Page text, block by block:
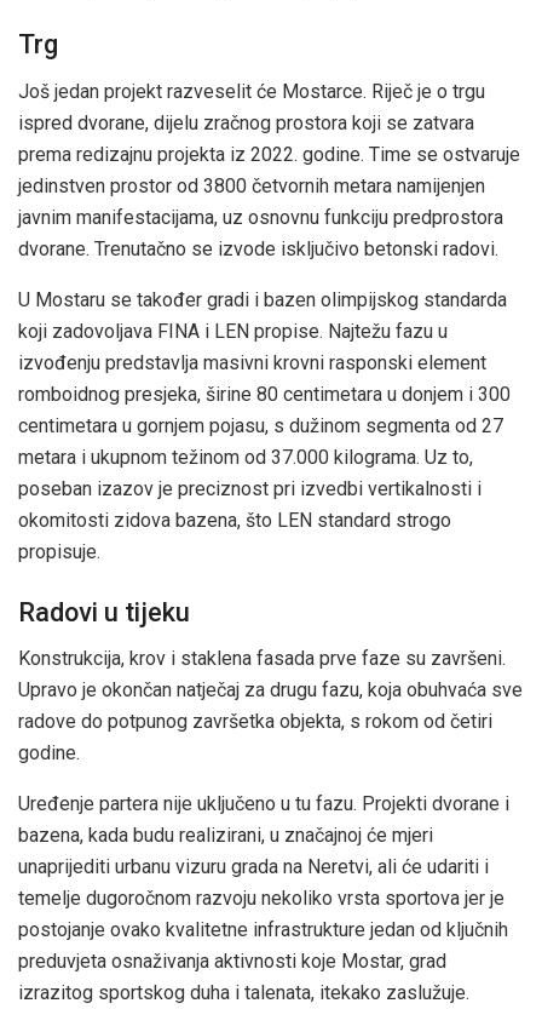
Trg
Još jedan projekt razveselit će Mostarce. Riječ je o trgu
ispred dvorane, dijelu zračnog prostora koji se zatvara
prema redizajnu projekta iz 2022. godine. Time se ostvaruje
jedinstven prostor od 3800 četvornih metara namijenjen
javnim manifestacijama, uz osnovnu funkciju predprostora
dvorane. Trenutačno se izvode isključivo betonski radovi.
U Mostaru se također gradi i bazen olimpijskog standarda
koji zadovoljava FINA i LEN propise. Najtežu fazu u
izvođenju predstavlja masivni krovni rasponski element
romboidnog presjeka, širine 80 centimetara u donjem i 300
centimetara u gornjem pojasu, s dužinom segmenta od 27
metara i ukupnom težinom od 37.000 kilograma. Uz to,
poseban izazov je preciznost pri izvedbi vertikalnosti i
okomitosti zidova bazena, što LEN standard strogo
propisuje.
Radovi u tijeku
Konstrukcija, krov i staklena fasada prve faze su završeni.
Upravo je okončan natječaj za drugu fazu, koja obuhvaća sve
radove do potpunog završetka objekta, s rokom od četiri
godine.
Uređenje partera nije uključeno u tu fazu. Projekti dvorane i
bazena, kada budu realizirani, u značajnoj će mjeri
unaprijediti urbanu vizuru grada na Neretvi, ali će udariti i
temelje dugoročnom razvoju nekoliko vrsta sportova jer je
postojanje ovako kvalitetne infrastrukture jedan od ključnih
preduvjeta osnaživanja aktivnosti koje Mostar, grad
izrazitog sportskog duha i talenata, itekako zaslužuje.